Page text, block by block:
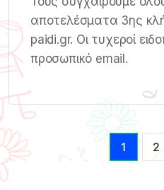
αποτελέσματα 3ης
paidi.gr. Οι τυχεροί
προσωπικό email.
1 2